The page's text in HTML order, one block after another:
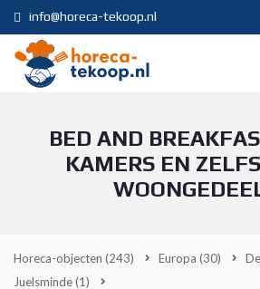
info@horeca-tekoop.nl
BED AND
KAMERS EN
Horeca-objecten (243) Europa (30)
Juelsminde(1)